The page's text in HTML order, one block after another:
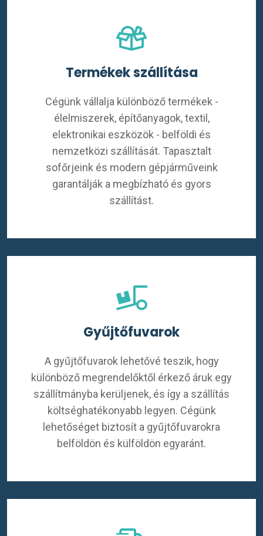
Termékek szállítása
Cégünk vállalja különböző termékek -
élelmiszerek, építőanyagok, textil,
elektronikai eszközök - belföldi és
nemzetközi szállítását. Tapasztalt
sofőrjeink és modern gépjárműveink
garantálják a megbízható és gyors
szállítást.
Gyűjtőfuvarok
A gyűjtőfuvarok lehetővé teszik, hogy
különböző megrendelőktől érkező áruk egy
szállítmányba kerüljenek, és így a szállítás
költséghatékonyabb legyen. Cégünk
lehetőséget biztosít a gyűjtőfuvarokra
belföldön és külföldön egyaránt.